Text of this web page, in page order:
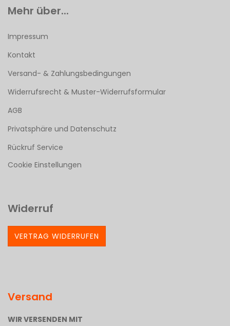
Mehr über...
Impressum
Kontakt
Versand- & Zahlungsbedingungen
Widerrufsrecht & Muster-Widerrufsformular
AGB
Privatsphäre und Datenschutz
Rückruf Service
Cookie Einstellungen
Widerruf
VERTRAG WIDERRUFEN
Versand
WIR VERSENDEN MIT